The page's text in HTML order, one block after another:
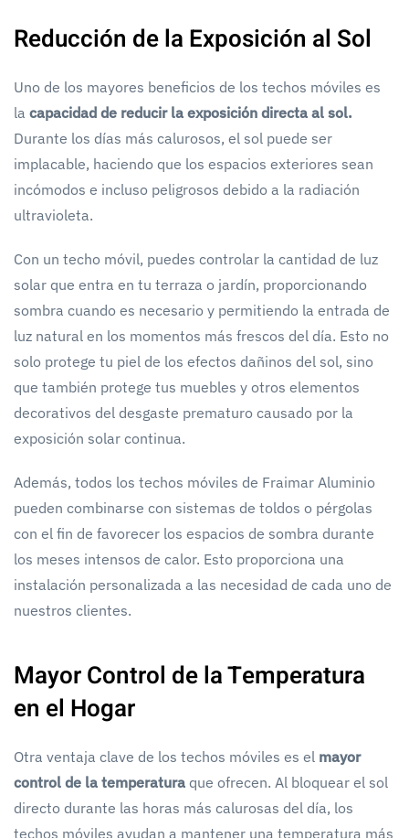
Reducción de la Exposición al Sol
Uno de los mayores beneficios de los techos móviles es
la capacidad de reducir la exposición directa al sol.
Durante los días más calurosos, el sol puede ser
implacable, haciendo que los espacios exteriores sean
incómodos e incluso peligrosos debido a la radiación
ultravioleta.
Con un techo móvil, puedes controlar la cantidad de luz
solar que entra en tu terraza o jardín, proporcionando
sombra cuando es necesario y permitiendo la entrada de
luz natural en los momentos más frescos del día. Esto no
solo protege tu piel de los efectos dañinos del sol, sino
que también protege tus muebles y otros elementos
decorativos del desgaste prematuro causado por la
exposición solar continua.
Además, todos los techos móviles de Fraimar Aluminio
pueden combinarse con sistemas de toldos o pérgolas
con el fin de favorecer los espacios de sombra durante
los meses intensos de calor. Esto proporciona una
instalación personalizada a las necesidad de cada uno de
nuestros clientes.
Mayor Control de la Temperatura
en el Hogar
Otra ventaja clave de los techos móviles es el mayor
control de la temperatura que ofrecen. Al bloquear el sol
directo durante las horas más calurosas del día, los
techos móviles ayudan a mantener una temperatura más